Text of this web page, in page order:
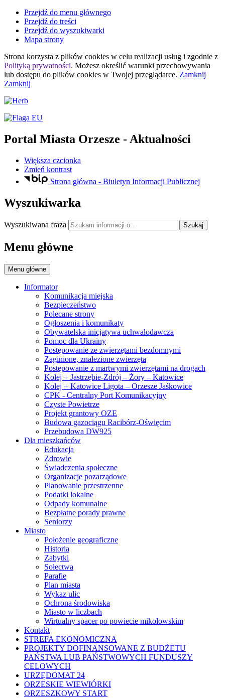
Przejdź do menu głównego
Przejdź do treści
Przejdź do wyszukiwarki
Mapa strony
Strona korzysta z plików cookies w celu realizacji usług i zgodnie z
Polityką prywatności. Możesz określić warunki przechowywania
lub dostępu do plików cookies w Twojej przeglądarce. Zamknij
Zamknij
Portal Miasta Orzesze - Aktualności
Większa czcionka
Zmień kontrast
Strona główna - Biuletyn Informacji Publicznej
Wyszukiwarka
Wyszukiwana fraza Szukaj
Menu główne
Menu główne
Informator
Komunikacja miejska
Bezpieczeństwo
Polecane strony
Ogłoszenia i komunikaty
Obywatelska inicjatywa uchwałodawcza
Pomoc dla Ukrainy
Postępowanie ze zwierzętami bezdomnymi
Zaginione, znalezione zwierzęta
Postępowanie z martwymi zwierzętami na drogach
Kolej + Jastrzębie-Zdrój – Żory – Katowice
Kolej + Katowice Ligota – Orzesze Jaśkowice
CPK - Centralny Port Komunikacyjny
Czyste Powietrze
Projekt grantowy OZE
Budowa gazociągu Racibórz-Oświęcim
Przebudowa DW925
Dla mieszkańców
Edukacja
Zdrowie
Świadczenia społeczne
Organizacje pozarządowe
Planowanie przestrzenne
Podatki lokalne
Odpady komunalne
Bezpłatne porady prawne
Seniorzy
Miasto
Położenie geograficzne
Historia
Zabytki
Sołectwa
Parafie
Plan miasta
Wykaz ulic
Ochrona środowiska
Miasto w liczbach
Wirtualny spacer po powiecie mikołowskim
Kontakt
STREFA EKONOMICZNA
PROJEKTY DOFINANSOWANE Z BUDŻETU
PAŃSTWA LUB PAŃSTWOWYCH FUNDUSZY
CELOWYCH
URZĘDOMAT 24
ORZESKIE WIEWIÓRKI
ORZESZKOWY START